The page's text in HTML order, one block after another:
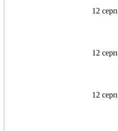
12
12
12